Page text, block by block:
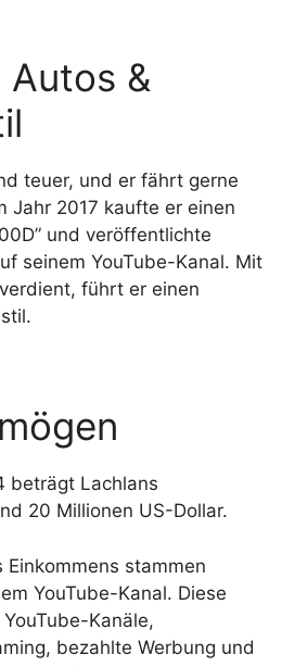
Autos &
teuer, und er fährt gerne
Jahr 2017 kaufte er einen
und veröffentlichte
seinem YouTube-Kanal. Mit
führt er einen
beträgt Lachlans
20 Millionen US-Dollar.
Einkommens stammen
YouTube-Kanal. Diese
Kanäle,
bezahlte Werbung und